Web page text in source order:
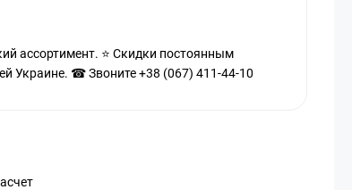
ассортимент. ⭐ Скидки постоянным
Украине. ☎ Звоните +38 (067) 411-44-10